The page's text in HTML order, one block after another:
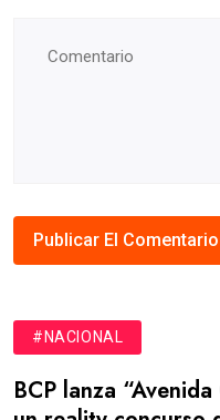
#NACIONAL
BCP lanza